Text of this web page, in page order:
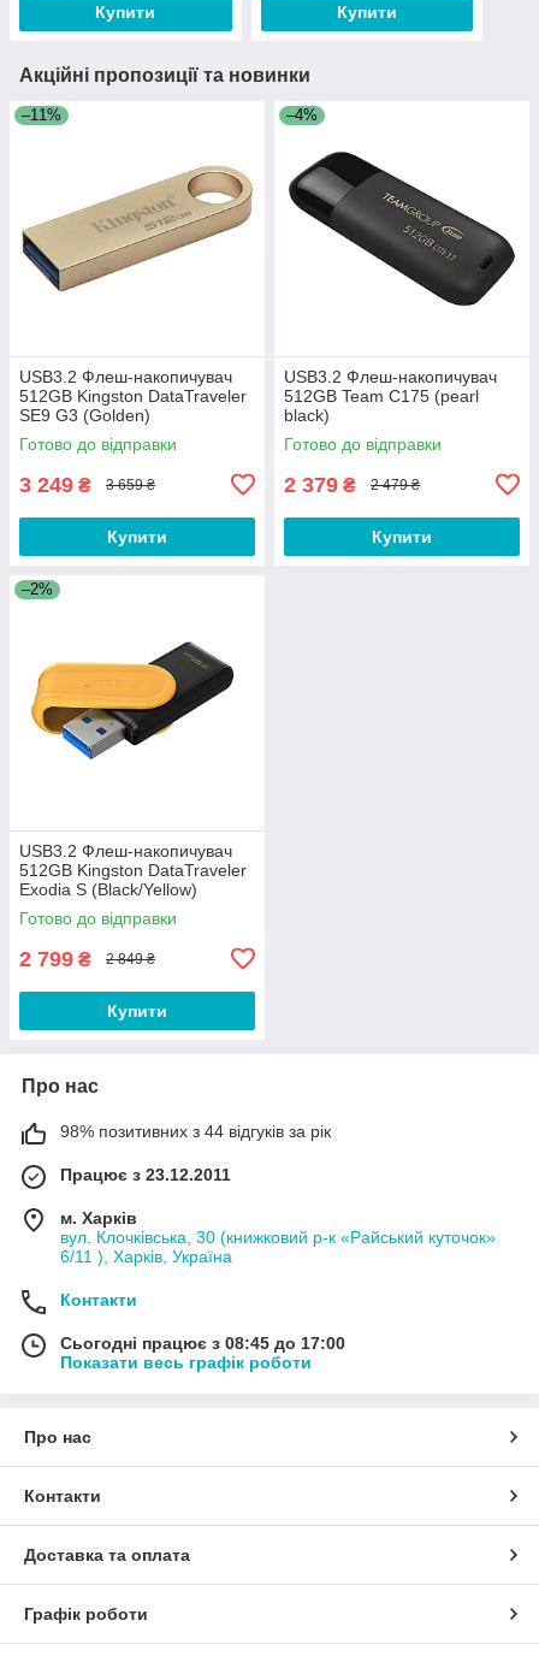
Купити Купити
Акційні пропозиції та новинки
–11%
USB3.2 Флеш-накопичувач
512GB Kingston DataTraveler
SE9 G3 (Golden)
Готово до відправки
3 249 ₴ 3 659 ₴
Купити
–4%
USB3.2 Флеш-накопичувач
512GB Team C175 (pearl
black)
Готово до відправки
2 379 ₴ 2 479 ₴
Купити
–2%
USB3.2 Флеш-накопичувач
512GB Kingston DataTraveler
Exodia S (Black/Yellow)
Готово до відправки
2 799 ₴ 2 849 ₴
Купити
Про нас
98% позитивних з 44 відгуків за рік
Працює з 23.12.2011
м. Харків
вул. Клочківська, 30 (книжковий р-к «Райський куточок»
6/11 ), Харків, Україна
Контакти
Сьогодні працює з 08:45 до 17:00
Показати весь графік роботи
Про нас
Контакти
Доставка та оплата
Графік роботи